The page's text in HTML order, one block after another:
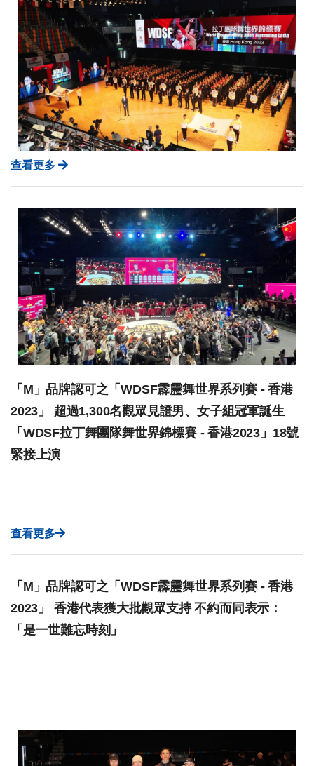
查看更多
「M」品牌認可之「WDSF霹靂舞世界系列賽 - 香港
2023」 超過1,300名觀眾見證男、女子組冠軍誕生
「WDSF拉丁舞團隊舞世界錦標賽 - 香港2023」18號
緊接上演
查看更多
「M」品牌認可之「WDSF霹靂舞世界系列賽 - 香港
2023」 香港代表獲大批觀眾支持 不約而同表示：
「是一世難忘時刻」